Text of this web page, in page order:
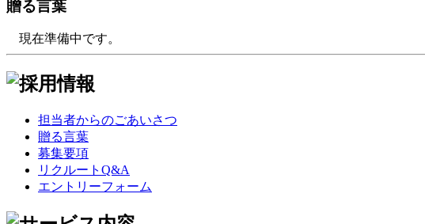
贈る言葉
現在準備中です。
担当者からのごあいさつ
贈る言葉
募集要項
リクルートQ&A
エントリーフォーム